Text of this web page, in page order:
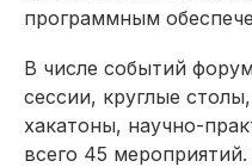
программным
В числе событий
сессии, круглые
хакатоны, научно-
всего 45